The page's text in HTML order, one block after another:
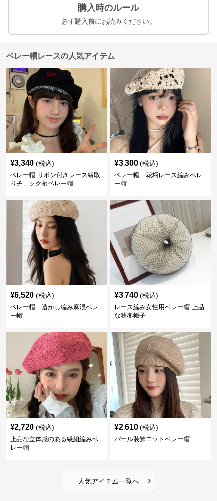
購入時のルール
必ず購入前にお読みください。
ベレー帽レースの人気アイテム
¥3,340 (税込)
ベレー帽 リボン付きレース縁取
りチェック柄ベレー帽
¥3,300 (税込)
ベレー帽 花柄レース編みベレ
ー帽
¥6,520 (税込)
ベレー帽 透かし編み麻混ベレ
ー帽
¥3,740 (税込)
レース編み女性用ベレー帽 上品
な秋冬帽子
¥2,720 (税込)
上品な立体感のある繊細編みベ
レー帽
¥2,610 (税込)
パール装飾ニットベレー帽
人気アイテム一覧へ ›